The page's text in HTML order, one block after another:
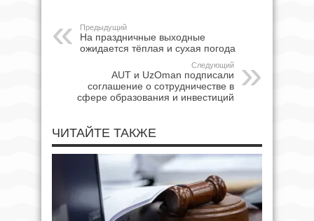
Предыдущий
На праздничные выходные
ожидается тёплая и сухая погода
Следующий
AUT и UzOman подписали
соглашение о сотрудничестве в
сфере образования и инвестиций
ЧИТАЙТЕ ТАКЖЕ